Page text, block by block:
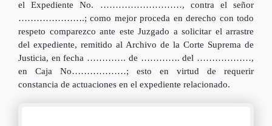
el Expediente No. ………………………, contra el señor
………………….; como mejor proceda en derecho con todo
respeto comparezco ante este Juzgado a solicitar el arrastre
del expediente, remitido al Archivo de la Corte Suprema de
Justicia, en fecha …………. de …………. del ………………,
en Caja No………………; esto en virtud de requerir
constancia de actuaciones en el expediente relacionado.